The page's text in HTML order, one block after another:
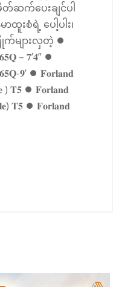
ဆက်ပေးချင်ပါ
းစံရဲ့ ပေါ့ပါး၊
များလှတဲ့ ⏺
– 𝟕’𝟒” ⏺
𝟗’ ⏺ 𝐅𝐨𝐫𝐥𝐚𝐧𝐝
) 𝐓𝟓 ⏺ 𝐅𝐨𝐫𝐥𝐚𝐧𝐝
𝐓𝟓 ⏺ 𝐅𝐨𝐫𝐥𝐚𝐧𝐝